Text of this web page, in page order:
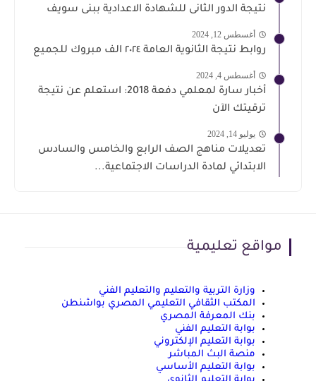
نتيجة الدور الثانى للشهادة الاعدادية ببنى سويف
أغسطس 12, 2024
روابط نتيجة الثانوية العامة ٢٠٢٤ الف مبروك للجميع
أغسطس 4, 2024
أخبار سارة لمعلمي دفعة 2018: استعلم عن نتيجة
ترقيتك الآن
يوليو 14, 2024
تعديلات مناهج الصف الرابع والخامس والسادس
الابتدائي لمادة الدراسات الاجتماعية...
مواقع تعليمية
وزارة التربية والتعليم والتعليم الفني
المكتب الثقافي التعليمي المصري بواشنطن
بنك المعرفة المصري
بوابة التعليم الفني
بوابة التعليم الإلكتروني
منصة البث المباشر
بوابة التعليم الأساسي